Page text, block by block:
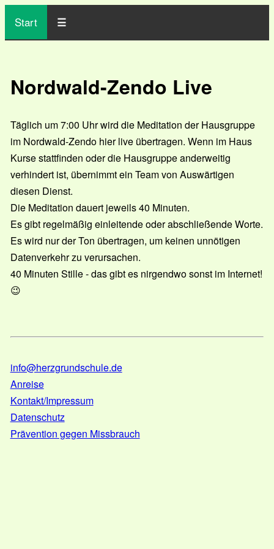
Start
Nordwald-Zendo Live
Täglich um 7:00 Uhr wird die Meditation der Hausgruppe
im Nordwald-Zendo hier live übertragen. Wenn im Haus
Kurse stattfinden oder die Hausgruppe anderweitig
verhindert ist, übernimmt ein Team von Auswärtigen
diesen Dienst.
Die Meditation dauert jeweils 40 Minuten.
Es gibt regelmäßig einleitende oder abschließende Worte.
Es wird nur der Ton übertragen, um keinen unnötigen
Datenverkehr zu verursachen.
40 Minuten Stille - das gibt es nirgendwo sonst im Internet!
😉
info@herzgrundschule.de
Anreise
Kontakt/Impressum
Datenschutz
Prävention gegen Missbrauch